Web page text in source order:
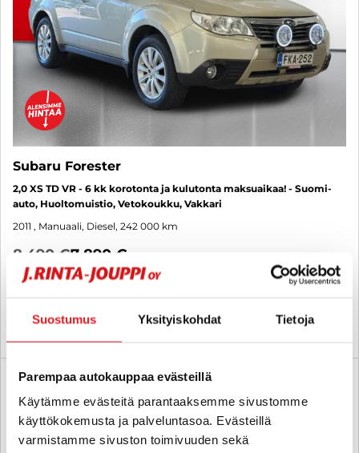
Suostumus Yksityiskohdat Tietoja
Parempaa autokauppaa evästeillä
Käytämme evästeitä parantaaksemme sivustomme
käyttökokemusta ja palveluntasoa. Evästeillä
varmistamme sivuston toimivuuden sekä
Subaru Forester
2,0 XS TD VR - 6 kk korotonta ja kulutonta maksuaikaa! - Suomi-
auto, Huoltomuistio, Vetokoukku, Vakkari
2011 , Manuaali, Diesel, 242 000 km
8 490 €7 890 €
alk. 131 € / kk
lappeenranta
6 kk korotonta ja kulutonta